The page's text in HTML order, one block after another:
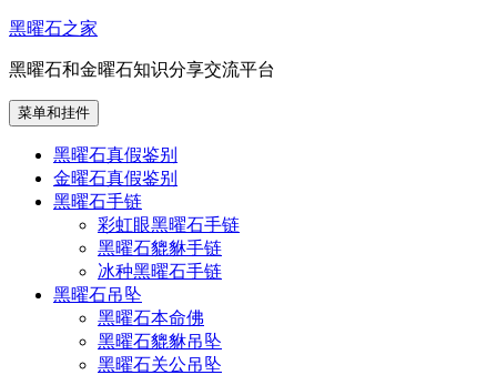
跳
内
容
黑曜石之家
黑曜石和金曜石知识分享交流平台
菜单和挂件
黑曜石真假鉴别
金曜石真假鉴别
黑曜石手链
彩虹眼黑曜石手链
黑曜石貔貅手链
冰种黑曜石手链
黑曜石吊坠
黑曜石本命佛
黑曜石貔貅吊坠
黑曜石关公吊坠